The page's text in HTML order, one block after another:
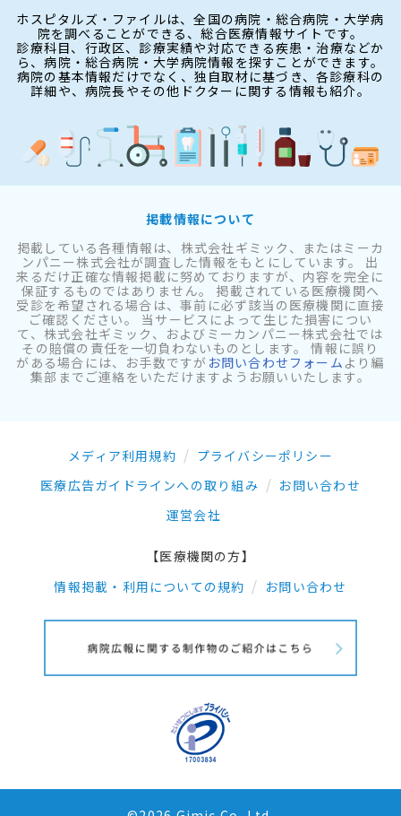
ホスピタルズ・ファイルは、全国の病院・総合病院・大学病
院を調べることができる、総合医療情報サイトです。
診療科目、行政区、診療実績や対応できる疾患・治療などか
ら、病院・総合病院・大学病院情報を探すことができます。
病院の基本情報だけでなく、独自取材に基づき、各診療科の
詳細や、病院長やその他ドクターに関する情報も紹介。
掲載情報について
掲載している各種情報は、株式会社ギミック、またはミーカ
ンパニー株式会社が調査した情報をもとにしています。 出
来るだけ正確な情報掲載に努めておりますが、内容を完全に
保証するものではありません。 掲載されている医療機関へ
受診を希望される場合は、事前に必ず該当の医療機関に直接
ご確認ください。 当サービスによって生じた損害につい
て、株式会社ギミック、およびミーカンパニー株式会社では
その賠償の責任を一切負わないものとします。 情報に誤り
がある場合には、お手数ですが お問い合わせフォーム より編
集部までご連絡をいただけますようお願いいたします。
メディア利用規約
プライバシーポリシー
医療広告ガイドラインへの取り組み
お問い合わせ
運営会社
【医療機関の方】
情報掲載・利用についての規約
お問い合わせ